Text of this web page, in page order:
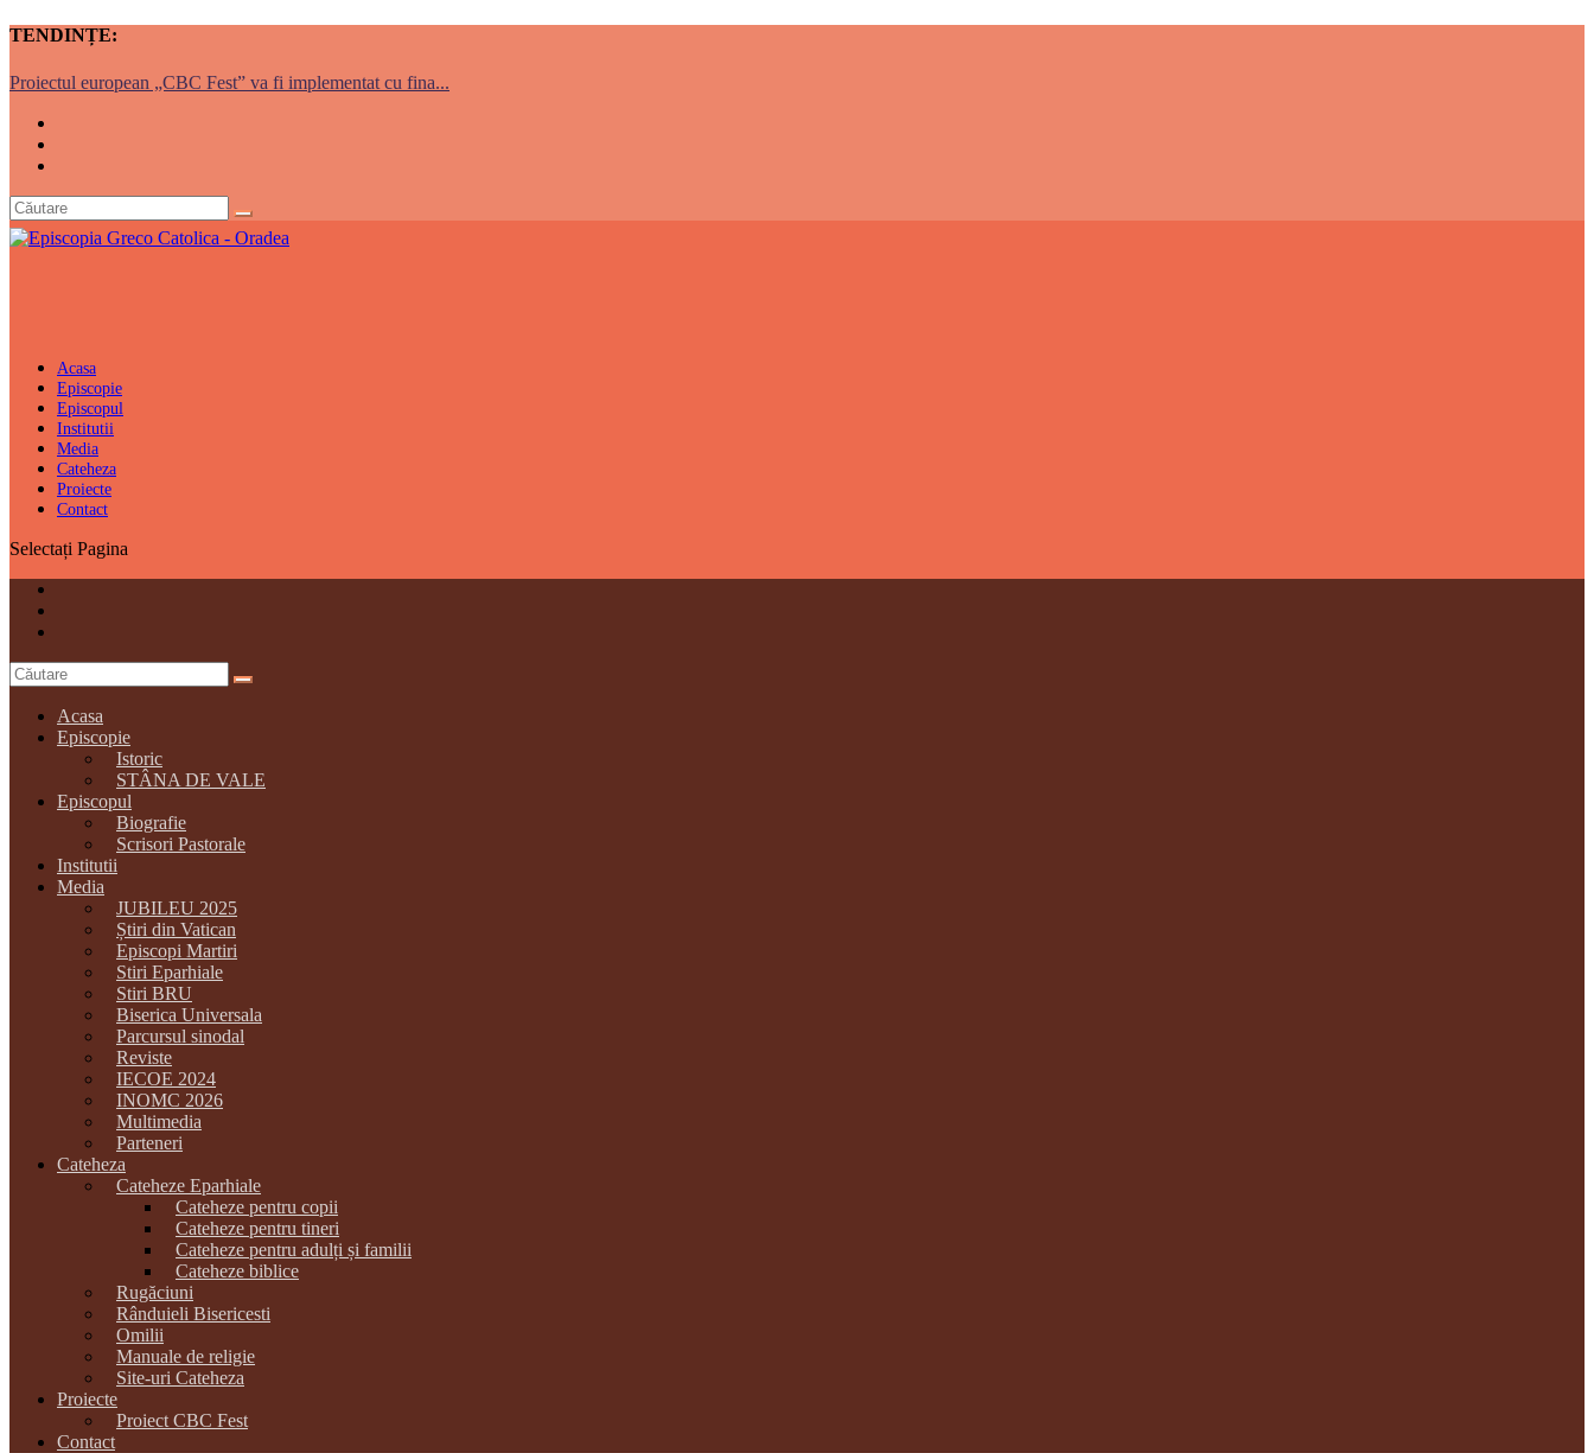
TENDINȚE:
Proiectul european „CBC Fest” va fi implementat cu fina...
Acasa
Episcopie
Episcopul
Institutii
Media
Cateheza
Proiecte
Contact
Selectați Pagina
Acasa
Episcopie
Istoric
STÂNA DE VALE
Episcopul
Biografie
Scrisori Pastorale
Institutii
Media
JUBILEU 2025
Știri din Vatican
Episcopi Martiri
Stiri Eparhiale
Stiri BRU
Biserica Universala
Parcursul sinodal
Reviste
IECOE 2024
INOMC 2026
Multimedia
Parteneri
Cateheza
Cateheze Eparhiale
Cateheze pentru copii
Cateheze pentru tineri
Cateheze pentru adulți și familii
Cateheze biblice
Rugăciuni
Rânduieli Bisericesti
Omilii
Manuale de religie
Site-uri Cateheza
Proiecte
Proiect CBC Fest
Contact